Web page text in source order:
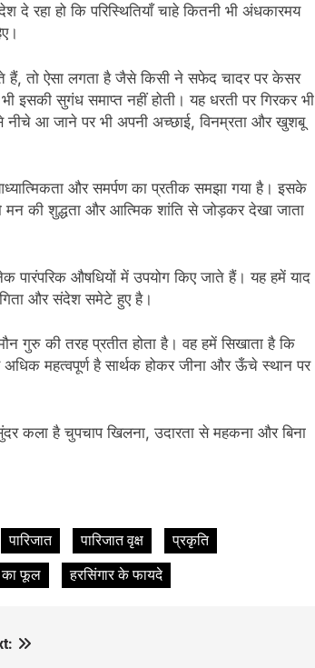
दे रहा हो कि परिस्थितियाँ चाहे कितनी भी अंधकारमय
हैं, तो ऐसा लगता है जैसे किसी ने सफेद चादर पर केसर
इसकी सुगंध समाप्त नहीं होती। यह धरती पर गिरकर भी
नीचे आ जाने पर भी अपनी अच्छाई, विनम्रता और खुशबू
और समर्पण का प्रतीक समझा गया है। इसके
मन की शुद्धता और आत्मिक शांति से जोड़कर देखा जाता
पारंपरिक औषधियों में उपयोग किए जाते हैं। यह हमें याद
और संदेश समेटे हुए है।
गुरु की तरह प्रतीत होता है। वह हमें सिखाता है कि
महत्वपूर्ण है सार्थक होकर जीना और ऊँचे स्थान पर
कला है चुपचाप खिलना, उदारता से महकना और बिना
पारिजात पारिजात वृक्ष
प्रकृति
का फूल हरसिंगार के फायदे